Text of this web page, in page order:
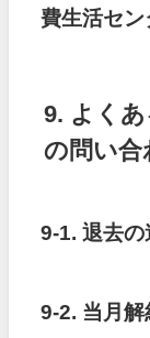
費生活セン
9. よく
の問い合
9-1. 退去の
9-2. 当月解